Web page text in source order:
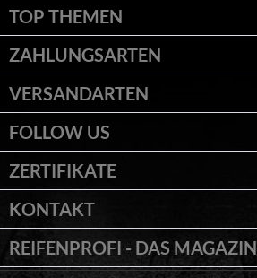
TOP THEMEN
ZAHLUNGSARTEN
VERSANDARTEN
FOLLOW US
ZERTIFIKATE
KONTAKT
REIFENPROFI - DAS MAGAZIN